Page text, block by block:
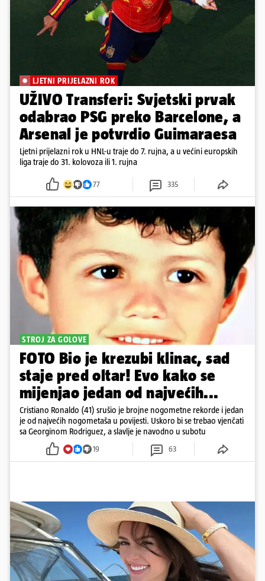
LJETNI PRIJELAZNI ROK
UŽIVO Transferi: Svjetski prvak
odabrao PSG preko Barcelone, a
Arsenal je potvrdio Guimaraesa
Ljetni prijelazni rok u HNL-u traje do 7. rujna, a u većini europskih
liga traje do 31. kolovoza ili 1. rujna
77 335
STROJ ZA GOLOVE
FOTO Bio je krezubi klinac, sad
staje pred oltar! Evo kako se
mijenjao jedan od najvećih...
Cristiano Ronaldo (41) srušio je brojne nogometne rekorde i jedan
je od najvećih nogometaša u povijesti. Uskoro bi se trebao vjenčati
sa Georginom Rodriguez, a slavlje je navodno u subotu
19 63